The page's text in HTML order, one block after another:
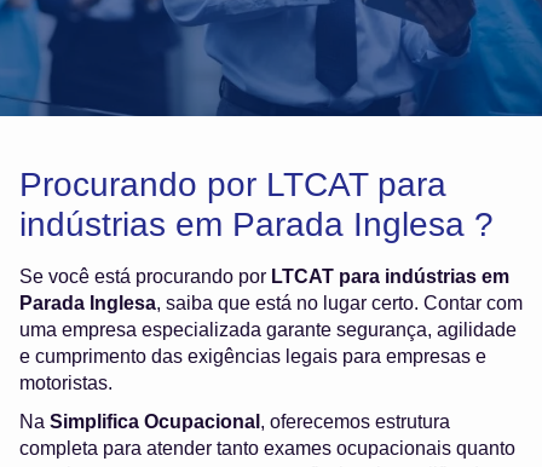
Procurando por LTCAT para
indústrias em Parada Inglesa ?
Se você está procurando por LTCAT para indústrias em
Parada Inglesa, saiba que está no lugar certo. Contar com
uma empresa especializada garante segurança, agilidade
e cumprimento das exigências legais para empresas e
motoristas.
Na Simplifica Ocupacional , oferecemos estrutura
completa para atender tanto exames ocupacionais quanto